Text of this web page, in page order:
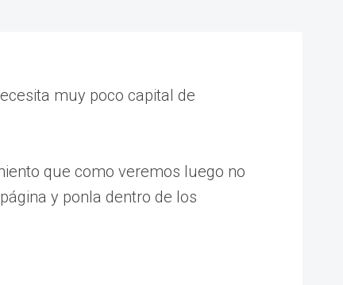
muy poco capital de
que como veremos luego no
y ponla dentro de los